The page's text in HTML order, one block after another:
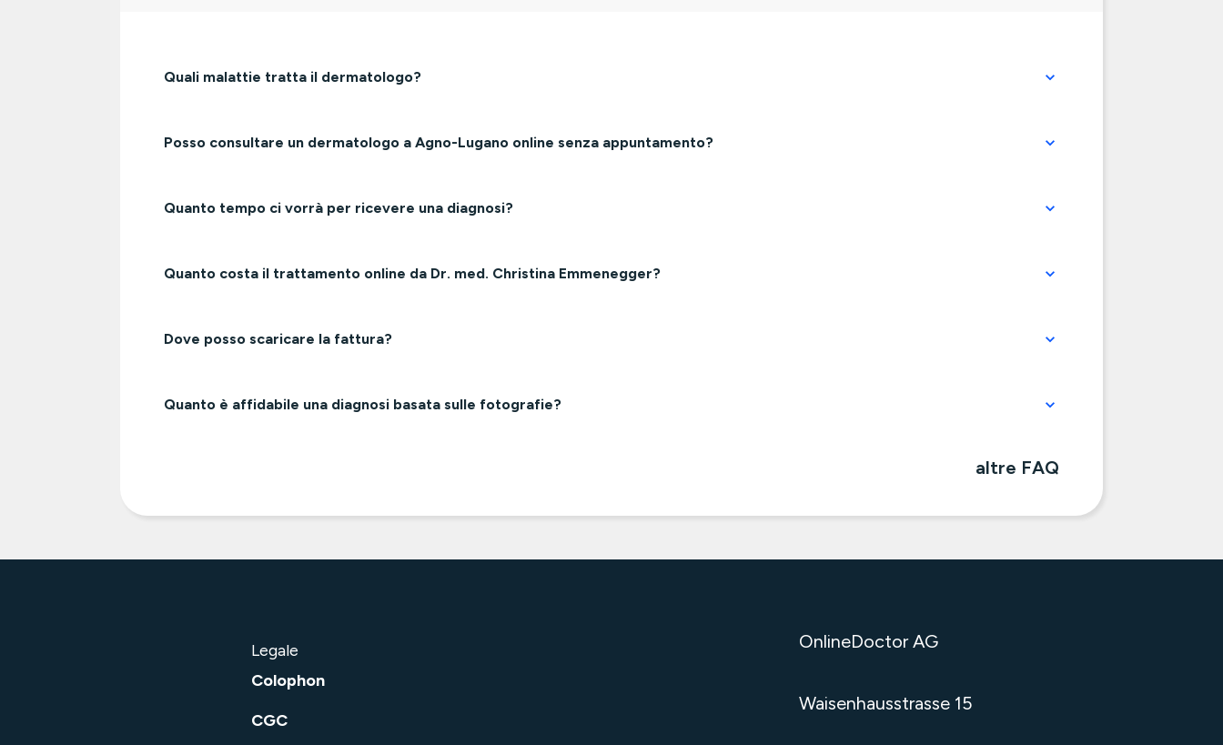
Quali malattie tratta il dermatologo?
Posso consultare un dermatologo a Agno-Lugano online senza appuntamento?
Quanto tempo ci vorrà per ricevere una diagnosi?
Quanto costa il trattamento online da Dr. med. Christina Emmenegger?
Dove posso scaricare la fattura?
Quanto è affidabile una diagnosi basata sulle fotografie?
altre FAQ
Legale
Colophon
CGC
OnlineDoctor AG
Waisenhausstrasse 15